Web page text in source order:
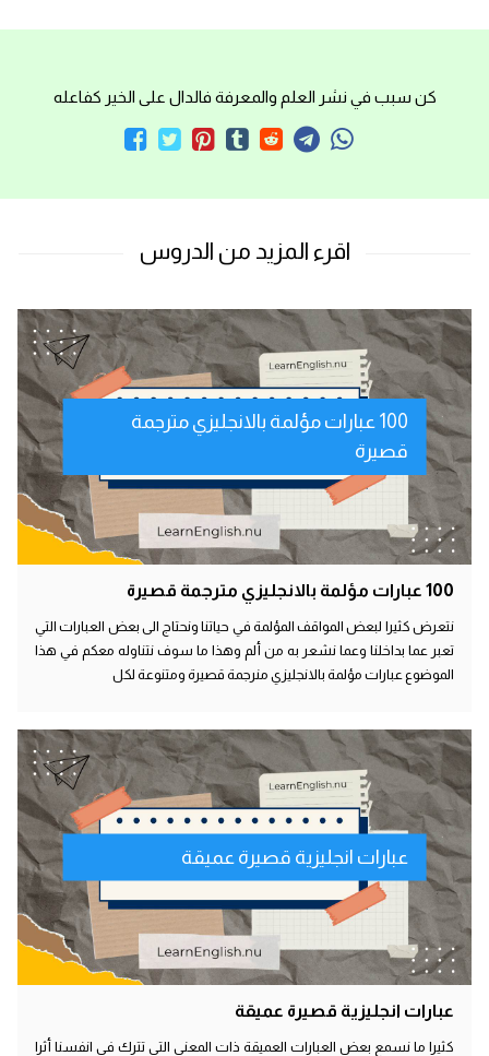
كن سبب في نشر العلم والمعرفة فالدال على الخير كفاعله
100 عبارات مؤلمة بالانجليزي مترجمة
قصيرة
100 عبارات مؤلمة بالانجليزي مترجمة قصيرة
نتعرض كثيرا لبعض المواقف المؤلمة في حياتنا ونحتاج الى بعض العبارات التي
تعبر عما بداخلنا وعما نشعر به من ألم وهذا ما سوف نتناوله معكم في هذا
الموضوع عبارات مؤلمة بالانجليزي منرجمة قصيرة ومتنوعة لكل
عبارات انجليزية قصيرة عميقة
عبارات انجليزية قصيرة عميقة
كثيرا ما نسمع بعض العبارات العميقة ذات المعني التي تترك في انفسنا أثرا